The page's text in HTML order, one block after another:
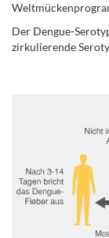
Der Dengue-
zirkulierende